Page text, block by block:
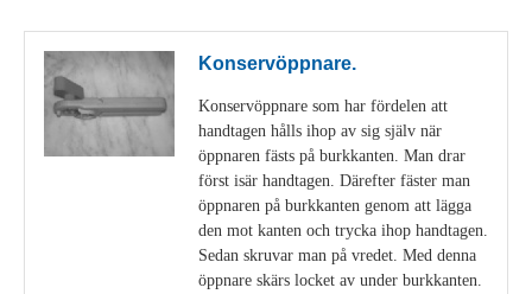
Konservöppnare.
Konservöppnare som har fördelen att
handtagen hålls ihop av sig själv när
öppnaren fästs på burkkanten. Man drar
först isär handtagen. Därefter fäster man
öppnaren på burkkanten genom att lägga
den mot kanten och trycka ihop handtagen.
Sedan skruvar man på vredet. Med denna
öppnare skärs locket av under burkkanten.